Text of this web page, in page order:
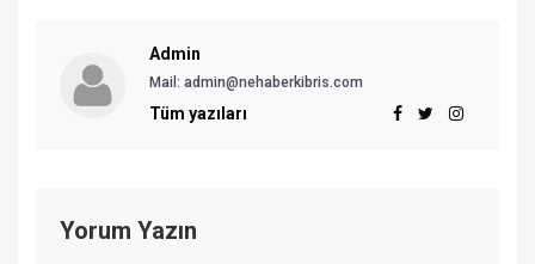
Admin
Mail: admin@nehaberkibris.com
Tüm yazıları
Yorum Yazın